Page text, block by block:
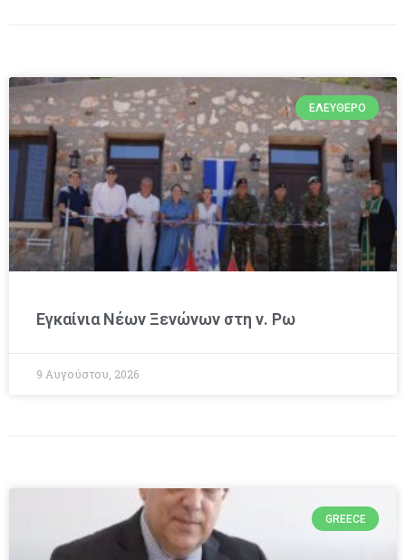
ΕΛΕΎΘΕΡΟ
Εγκαίνια Νέων Ξενώνων στη ν. Ρω
9 Αυγούστου, 2026
GREECE